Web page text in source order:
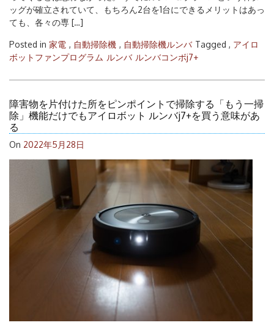
ッグが確立されていて、もちろん2台を1台にできるメリットはあっ
ても、各々の専 […]
Posted in 家電 , 自動掃除機 , 自動掃除機ルンバ Tagged , アイロ
ボットファンプログラム ルンバ ルンバコンボj7+
障害物を片付けた所をピンポイントで掃除する「もう一掃
除」機能だけでもアイロボット ルンバj7+を買う意味があ
る
On 2022年5月28日